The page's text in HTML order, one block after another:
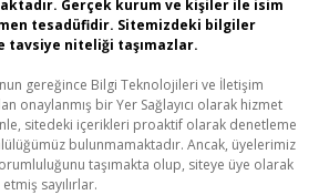
Gerçek kurum ve kişiler ile isim
tesadüfidir. Sitemizdeki bilgiler
tavsiye niteliği taşımazlar.
gereğince Bilgi Teknolojileri ve İletişim
onaylanmış bir Yer Sağlayıcı olarak hizmet
sitedeki içerikleri proaktif olarak denetleme
bulunmamaktadır. Ancak, üyelerimiz
taşımakta olup, siteye üye olarak
sayılırlar.